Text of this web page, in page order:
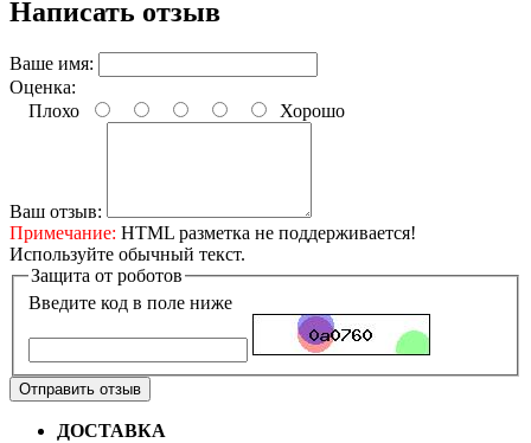
Написать отзыв
Ваше имя:
Оценка:
Плохо
Хорошо
Ваш отзыв:
Примечание: HTML разметка не поддерживается!
Используйте обычный текст.
Защита от роботов
Введите код в поле ниже
Отправить отзыв
ДОСТАВКА